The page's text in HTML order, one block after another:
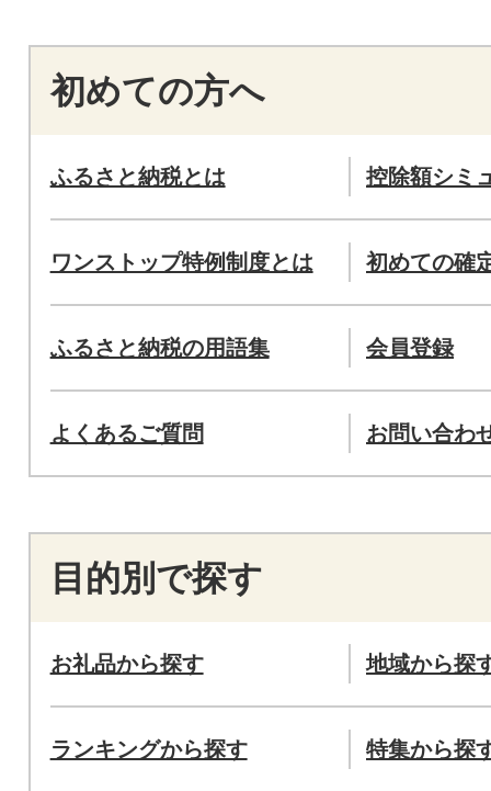
初めての方へ
ふるさと納税とは 控除額シミ
ワンストップ特例制度とは 初めての確
ふるさと納税の用語集 会員登録
よくあるご質問 お問い合わ
目的別で探す
お礼品から探す 地域から探
ランキングから探す 特集から探